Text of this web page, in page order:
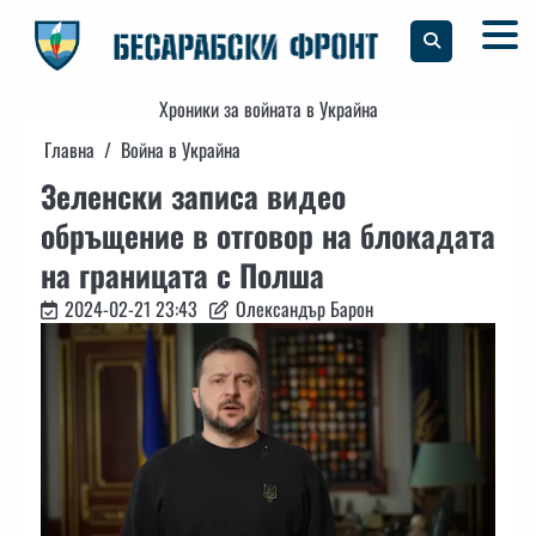
content
Хроники за войната в Украйна
Главна
Война в Украйна
Зеленски записа видео
обръщение в отговор на блокадата
на границата с Полша
2024-02-21 23:43 Олександър Барон